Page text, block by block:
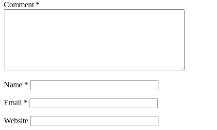
Comment *
Name *
Email *
Website